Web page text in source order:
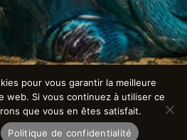
pour vous garantir la meilleure
web. Si vous continuez à utiliser ce
que vous en êtes satisfait.
Politique de confidentialité